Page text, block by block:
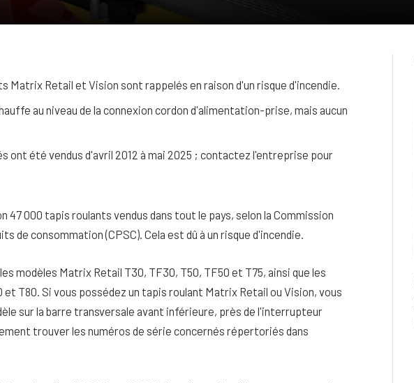
Matrix Retail et Vision sont rappelés en raison d'un risque d'incendie.
au niveau de la connexion cordon d'alimentation-prise, mais aucun
ont été vendus d'avril 2012 à mai 2025 ; contactez l'entreprise pour
47 000 tapis roulants vendus dans tout le pays, selon la Commission
de consommation (CPSC).Cela est dû à un risque d'incendie.
modèles Matrix Retail T30, TF30, T50, TF50 et T75, ainsi que les
T80. Si vous possédez un tapis roulant Matrix Retail ou Vision, vous
sur la barre transversale avant inférieure, près de l'interrupteur
trouver les numéros de série concernés répertoriés dans
une peau
Peau sèche et sensible : quels soins
utiliser pour ne pas l’irriter ?